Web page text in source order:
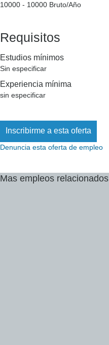
10000 - 10000 Bruto/Año
Requisitos
Estudios mínimos
Sin especificar
Experiencia mínima
sin especificar
Denuncia esta oferta de empleo
Mas empleos relacionados